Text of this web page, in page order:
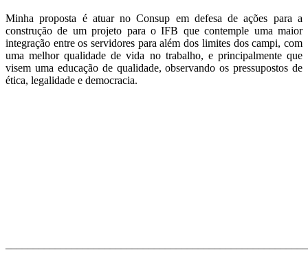
Minha proposta é atuar no Consup em defesa de ações para a
construção de um projeto para o IFB que contemple uma maior
integração entre os servidores para além dos limites dos campi, com
uma melhor qualidade de vida no trabalho, e principalmente que
visem uma educação de qualidade, observando os pressupostos de
ética, legalidade e democracia.